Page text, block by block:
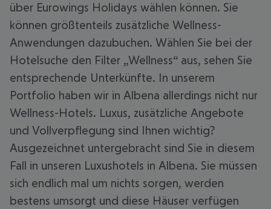
über Eurowings Holidays wählen können. Sie
können größtenteils zusätzliche Wellness-
Anwendungen dazubuchen. Wählen Sie bei der
Hotelsuche den Filter „Wellness“ aus, sehen Sie
entsprechende Unterkünfte. In unserem
Portfolio haben wir in Albena allerdings nicht nur
Wellness-Hotels. Luxus, zusätzliche Angebote
und Vollverpflegung sind Ihnen wichtig?
Ausgezeichnet untergebracht sind Sie in diesem
Fall in unseren Luxushotels in Albena. Sie müssen
sich endlich mal um nichts sorgen, werden
bestens umsorgt und diese Häuser verfügen